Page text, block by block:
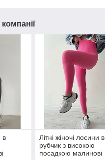
в
Літні жіночі лосини в
рубчик з високою
посадкою малинові